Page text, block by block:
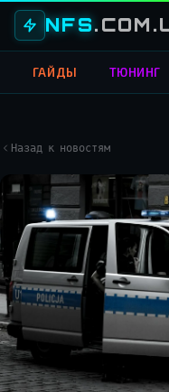
NFS
ГАЙДЫ ТЮНИНГ
Назад к новостям